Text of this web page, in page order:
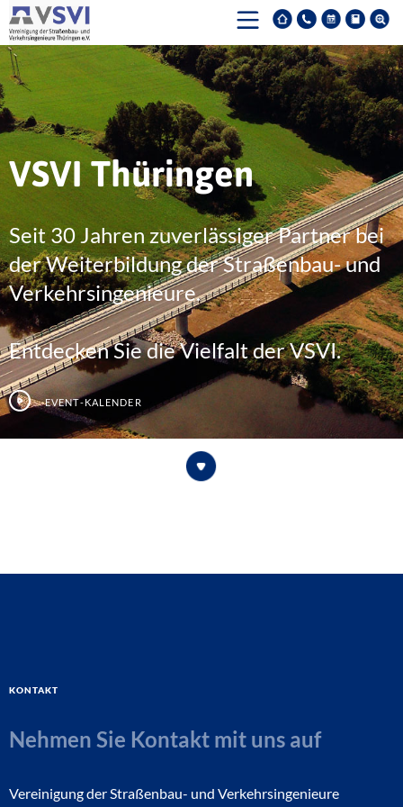
VSVI Thüringen
Seit 30 Jahren zuverlässiger Partner bei
der Weiterbildung der Straßenbau- und
Verkehrsingenieure.
Entdecken Sie die Vielfalt der VSVI.
Event-Kalender
Kontakt
Nehmen Sie Kontakt mit uns auf
Vereinigung der Straßenbau- und Verkehrsingenieure